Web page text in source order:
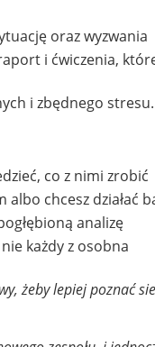
oraz wyzwania
i ćwiczenia,
i zbędnego stresu.
co z nimi zrobić
chcesz działać
analizę
każdy z osobna
żeby lepiej poznać